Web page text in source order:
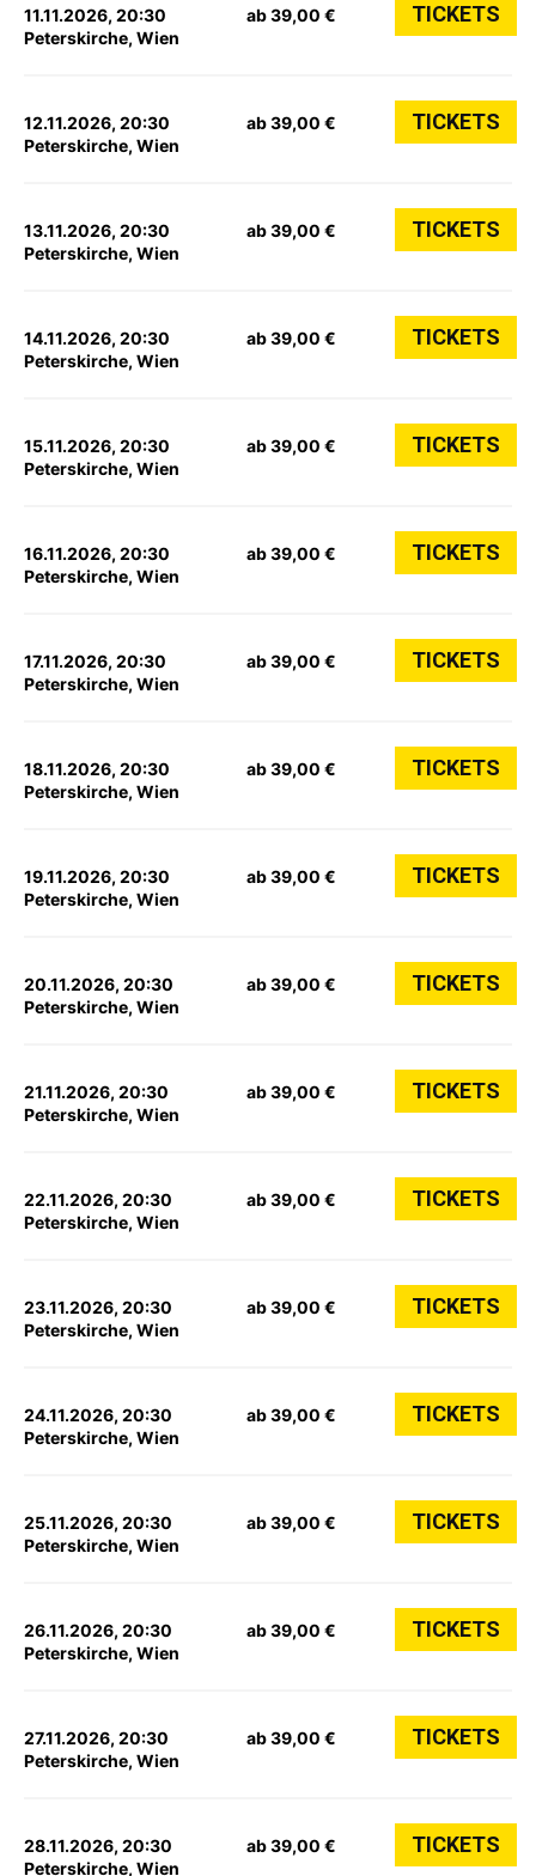
11.11.2026, 20:30
Peterskirche, Wien
ab 39,00 € TICKETS
12.11.2026, 20:30
Peterskirche, Wien
ab 39,00 € TICKETS
13.11.2026, 20:30
Peterskirche, Wien
ab 39,00 € TICKETS
14.11.2026, 20:30
Peterskirche, Wien
ab 39,00 € TICKETS
15.11.2026, 20:30
Peterskirche, Wien
ab 39,00 € TICKETS
16.11.2026, 20:30
Peterskirche, Wien
ab 39,00 € TICKETS
17.11.2026, 20:30
Peterskirche, Wien
ab 39,00 € TICKETS
18.11.2026, 20:30
Peterskirche, Wien
ab 39,00 € TICKETS
19.11.2026, 20:30
Peterskirche, Wien
ab 39,00 € TICKETS
20.11.2026, 20:30
Peterskirche, Wien
ab 39,00 € TICKETS
21.11.2026, 20:30
Peterskirche, Wien
ab 39,00 € TICKETS
22.11.2026, 20:30
Peterskirche, Wien
ab 39,00 € TICKETS
23.11.2026, 20:30
Peterskirche, Wien
ab 39,00 € TICKETS
24.11.2026, 20:30
Peterskirche, Wien
ab 39,00 € TICKETS
25.11.2026, 20:30
Peterskirche, Wien
ab 39,00 € TICKETS
26.11.2026, 20:30
Peterskirche, Wien
ab 39,00 € TICKETS
27.11.2026, 20:30
Peterskirche, Wien
ab 39,00 € TICKETS
28.11.2026, 20:30
Peterskirche, Wien
ab 39,00 € TICKETS